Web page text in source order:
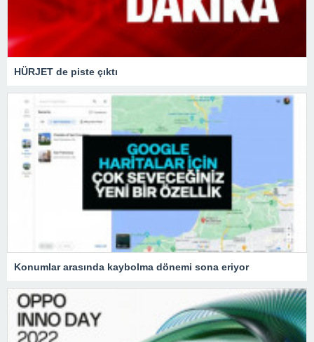
HÜRJET de piste çıktı
Konumlar arasında kaybolma dönemi sona eriyor